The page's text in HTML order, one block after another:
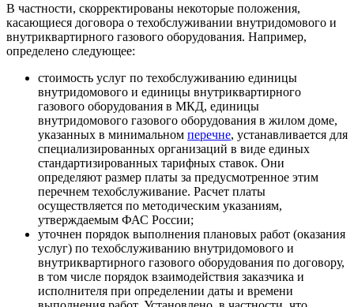
В частности, скорректированы некоторые положения,
касающиеся договора о техобслуживании внутридомового и
внутриквартирного газового оборудования. Например,
определено следующее:
стоимость услуг по техобслуживанию единицы
внутридомового и единицы внутриквартирного
газового оборудования в МКД, единицы
внутридомового газового оборудования в жилом доме,
указанных в минимальном перечне, устанавливается для
специализированных организаций в виде единых
стандартизированных тарифных ставок. Они
определяют размер платы за предусмотренное этим
перечнем техобслуживание. Расчет платы
осуществляется по методическим указаниям,
утверждаемым ФАС России;
уточнен порядок выполнения плановых работ (оказания
услуг) по техобслуживанию внутридомового и
внутриквартирного газового оборудования по договору,
в том числе порядок взаимодействия заказчика и
исполнителя при определении даты и времени